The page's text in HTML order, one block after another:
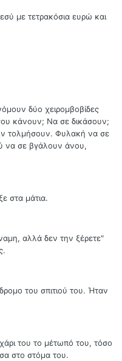
με τετρακόσια ευρώ και
δύο χειρομβοβίδες
κάνουν; Να σε δικάσουν;
τολμήσουν. Φυλακή να σε
να σε βγάλουν άνου,
στα μάτια.
αλλά δεν την ξέρετε"
του σπιτιού του. Ήταν
του το μέτωπό του, τόσο
στο στόμα του.